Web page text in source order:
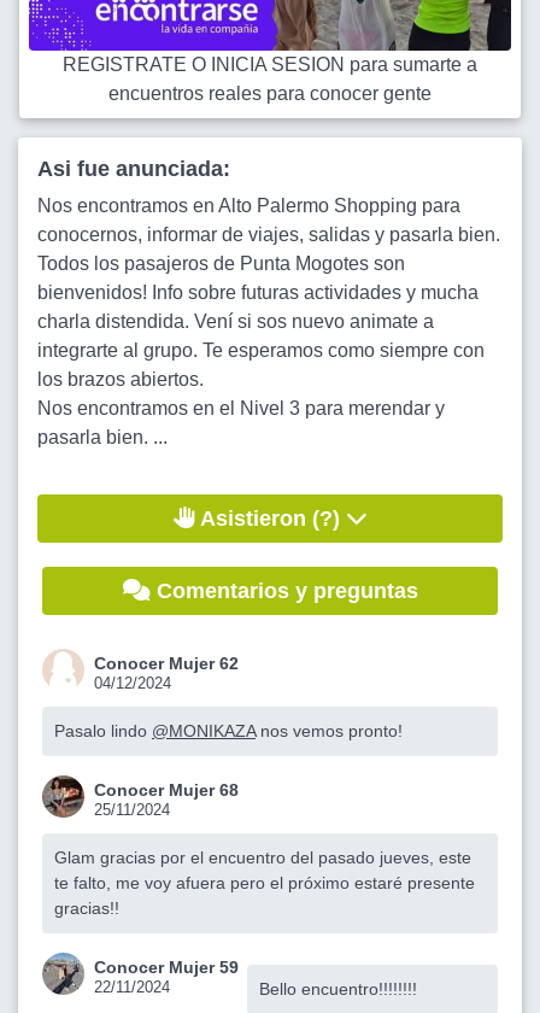
REGISTRATE O INICIA SESION para sumarte a
encuentros reales para conocer gente
Asi fue anunciada:
Nos encontramos en Alto Palermo Shopping para
conocernos, informar de viajes, salidas y pasarla bien.
Todos los pasajeros de Punta Mogotes son
bienvenidos! Info sobre futuras actividades y mucha
charla distendida. Vení si sos nuevo animate a
integrarte al grupo. Te esperamos como siempre con
los brazos abiertos.
Nos encontramos en el Nivel 3 para merendar y
pasarla bien. ...
Asistieron (?)
Comentarios y preguntas
Conocer Mujer 62
04/12/2024
Pasalo lindo @MONIKAZAnos vemos pronto!
Conocer Mujer 68
25/11/2024
Glam gracias por el encuentro del pasado jueves, este
te falto, me voy afuera pero el próximo estaré presente
gracias!!
Conocer Mujer 59
22/11/2024 Bello encuentro!!!!!!!!